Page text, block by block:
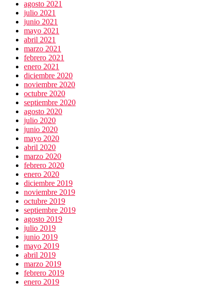
agosto 2021
julio 2021
junio 2021
mayo 2021
abril 2021
marzo 2021
febrero 2021
enero 2021
diciembre 2020
noviembre 2020
octubre 2020
septiembre 2020
agosto 2020
julio 2020
junio 2020
mayo 2020
abril 2020
marzo 2020
febrero 2020
enero 2020
diciembre 2019
noviembre 2019
octubre 2019
septiembre 2019
agosto 2019
julio 2019
junio 2019
mayo 2019
abril 2019
marzo 2019
febrero 2019
enero 2019